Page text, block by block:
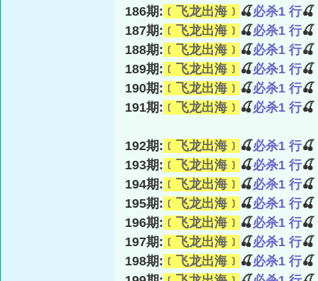
186期: ﹝飞龙出海﹞ 🍒必杀1 行🍒
187期: ﹝飞龙出海﹞ 🍒必杀1 行🍒
188期: ﹝飞龙出海﹞ 🍒必杀1 行🍒
189期: ﹝飞龙出海﹞ 🍒必杀1 行🍒
190期: ﹝飞龙出海﹞ 🍒必杀1 行🍒
191期: ﹝飞龙出海﹞ 🍒必杀1 行🍒
192期: ﹝飞龙出海﹞ 🍒必杀1 行🍒
193期: ﹝飞龙出海﹞ 🍒必杀1 行🍒
194期: ﹝飞龙出海﹞ 🍒必杀1 行🍒
195期: ﹝飞龙出海﹞ 🍒必杀1 行🍒
196期: ﹝飞龙出海﹞ 🍒必杀1 行🍒
197期: ﹝飞龙出海﹞ 🍒必杀1 行🍒
198期: ﹝飞龙出海﹞ 🍒必杀1 行🍒